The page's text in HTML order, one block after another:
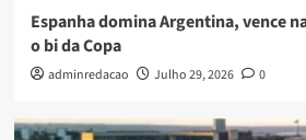
Espanha domina Argentina, vence
o bi da Copa
adminredacao Julho 29, 2026 0